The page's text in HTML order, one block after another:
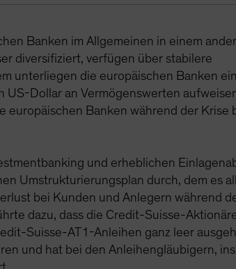
Banken im Allgemeinen in einem
diversifiziert, verfügen über stabilere
unterliegen die europäischen Banken
Dollar an Vermögenswerten
europäischen Banken während der Krise
und erheblichen
Umstrukturierungsplan durch, dem es
bei Kunden und Anlegern während
dazu, dass die Credit-Suisse-
Suisse-AT1-Anleihen ganz leer
und hat bei den Anleihengläubigern,